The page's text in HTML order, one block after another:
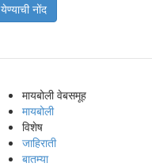
येण्याची नोंद
मायबोली वेबसमूह
मायबोली
विशेष
जाहिराती
बातम्या